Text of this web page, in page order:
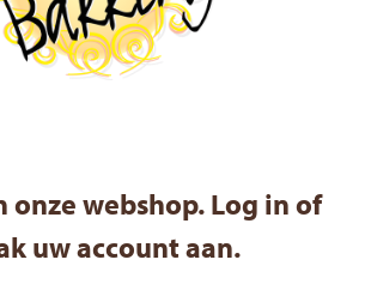
onze webshop. Log in of
uw account aan.